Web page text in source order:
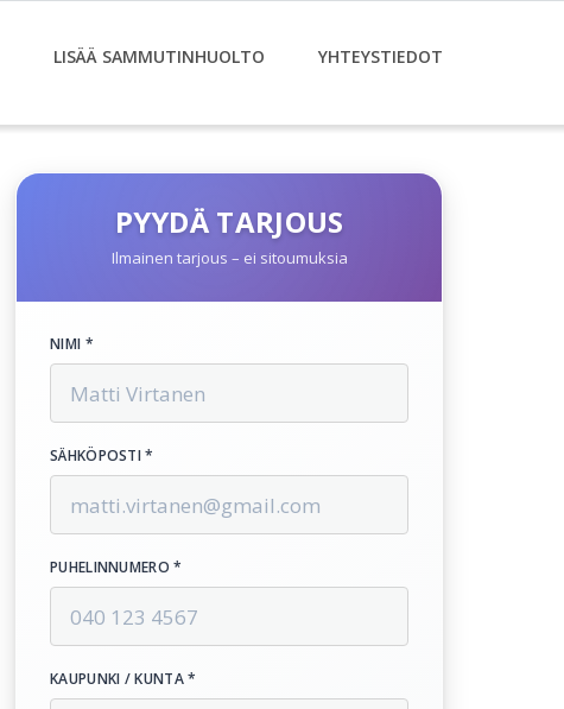
LISÄÄ SAMMUTINHUOLTO YHTEYSTIEDOT
PYYDÄ TARJOUS
Ilmainen tarjous – ei sitoumuksia
NIMI *
SÄHKÖPOSTI *
PUHELINNUMERO *
KAUPUNKI / KUNTA *